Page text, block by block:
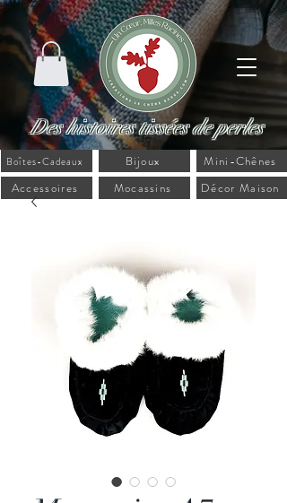
Des histoires tissées de perles
Décor Maison
Bijoux
Accessoires
Mocassins
Mini-Chênes
Boîtes-Cadeaux